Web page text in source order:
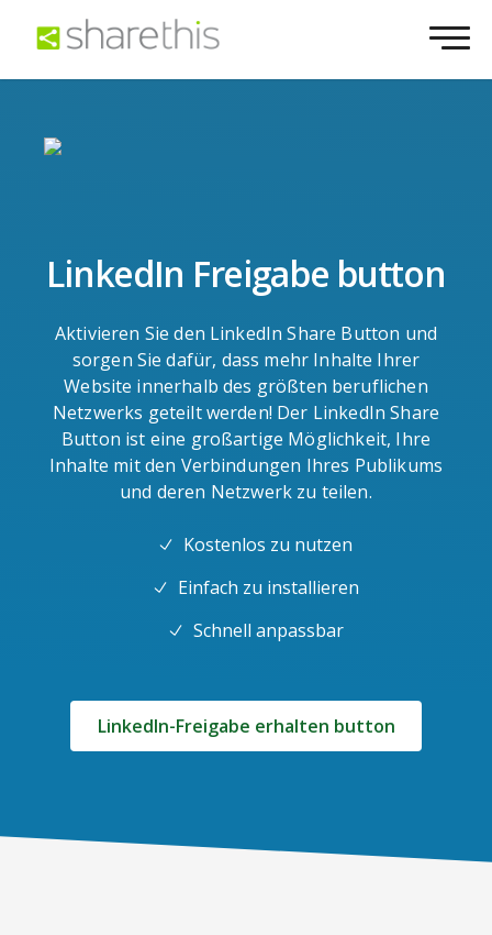
LinkedIn Freigabe button
Aktivieren Sie den LinkedIn Share Button und
sorgen Sie dafür, dass mehr Inhalte Ihrer
Website innerhalb des größten beruflichen
Netzwerks geteilt werden! Der LinkedIn Share
Button ist eine großartige Möglichkeit, Ihre
Inhalte mit den Verbindungen Ihres Publikums
und deren Netzwerk zu teilen.
Kostenlos zu nutzen
Einfach zu installieren
Schnell anpassbar
LinkedIn-Freigabe erhalten button